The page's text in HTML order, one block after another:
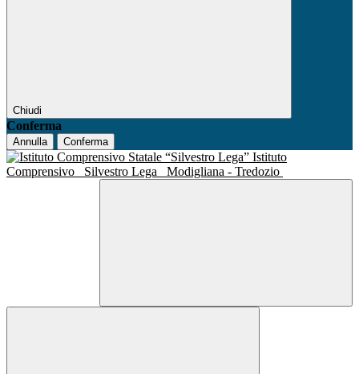
Chiudi
Conferma
Annulla Conferma
Istituto
Comprensivo
Silvestro Lega Modigliana - Tredozio